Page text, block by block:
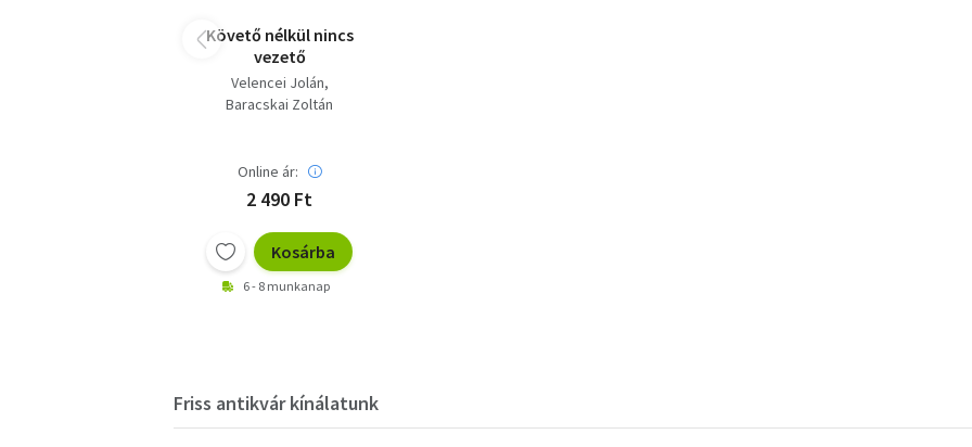
Követő nélkül nincs
vezető
Velencei Jolán
Baracskai Zoltán
Online ár:
2 490 Ft
Kosárba
6 - 8 munkanap
Friss antikvár kínálatunk